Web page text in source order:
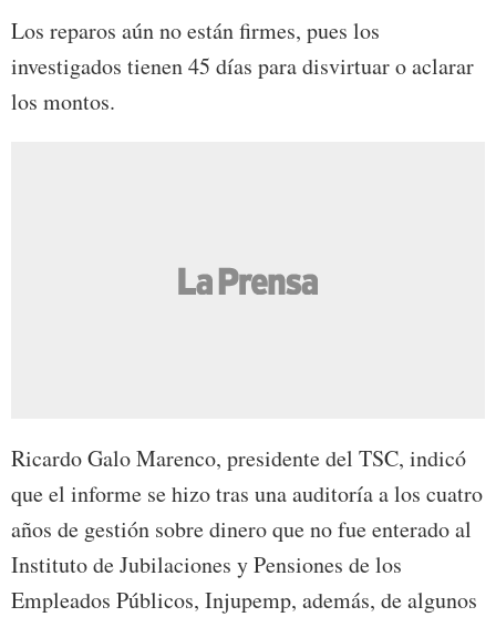
Los reparos aún no están firmes, pues los
investigados tienen 45 días para disvirtuar o aclarar
los montos.
Ricardo Galo Marenco, presidente del TSC, indicó
que el informe se hizo tras una auditoría a los cuatro
años de gestión sobre dinero que no fue enterado al
Instituto de Jubilaciones y Pensiones de los
Empleados Públicos, Injupemp, además, de algunos